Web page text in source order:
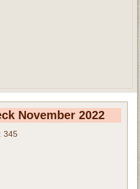
November 2022
345